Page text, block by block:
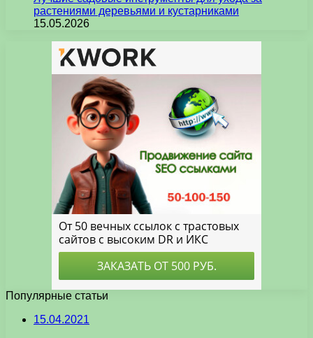
растениями деревьями и кустарниками
15.05.2026
Популярные статьи
15.04.2021